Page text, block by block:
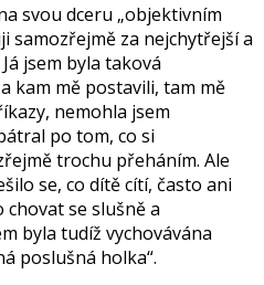
svou dceru „objektivním
samozřejmě za nejchytřejší a
Já jsem byla taková
kam mě postavili, tam mě
nemohla jsem
po tom, co si
trochu přeháním. Ale
se, co dítě cítí, často ani
se slušně a
byla tudíž vychovávána
poslušná holka“.